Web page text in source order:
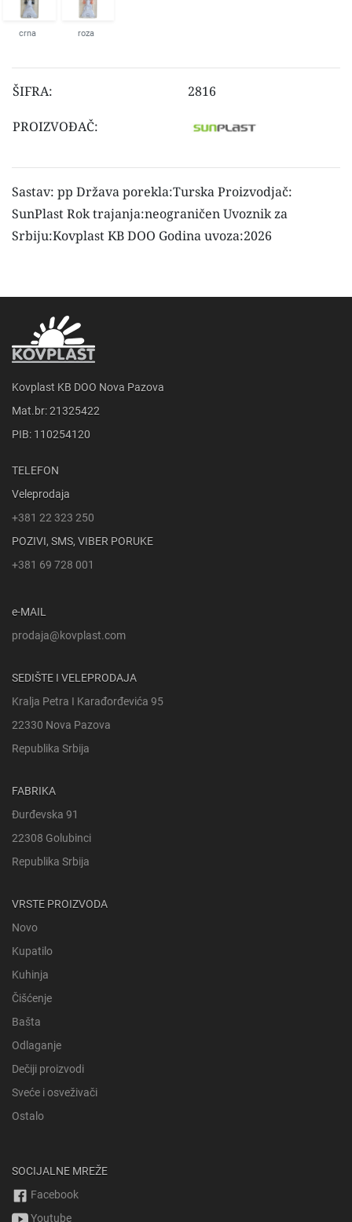
crna roza
ŠIFRA: 2816
PROIZVOĐAČ:
Sastav: pp Država porekla:Turska Proizvodjač:
SunPlast Rok trajanja:neograničen Uvoznik za
Srbiju:Kovplast KB DOO Godina uvoza:2026
Kovplast KB DOO Nova Pazova
Mat.br: 21325422
PIB: 110254120
TELEFON
Veleprodaja
+381 22 323 250
POZIVI, SMS, VIBER PORUKE
+381 69 728 001
e-MAIL
prodaja@kovplast.com
SEDIŠTE I VELEPRODAJA
Kralja Petra I Karađorđevića 95
22330 Nova Pazova
Republika Srbija
FABRIKA
Đurđevska 91
22308 Golubinci
Republika Srbija
VRSTE PROIZVODA
Novo
Kupatilo
Kuhinja
Čišćenje
Bašta
Odlaganje
Dečiji proizvodi
Sveće i osveživači
Ostalo
SOCIJALNE MREŽE
Facebook
Youtube